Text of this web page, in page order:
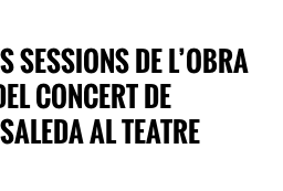
SESSIONS DE L’OBRA
CONCERT DE
AL TEATRE